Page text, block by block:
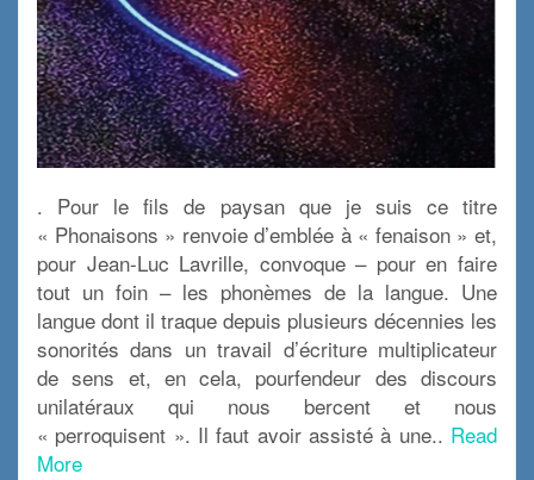
. Pour le fils de paysan que je suis ce titre
« Phonaisons » renvoie d’emblée à « fenaison » et,
pour Jean-Luc Lavrille, convoque – pour en faire
tout un foin – les phonèmes de la langue. Une
langue dont il traque depuis plusieurs décennies les
sonorités dans un travail d’écriture multiplicateur
de sens et, en cela, pourfendeur des discours
unilatéraux qui nous bercent et nous
« perroquisent ». Il faut avoir assisté à une.. Read
More